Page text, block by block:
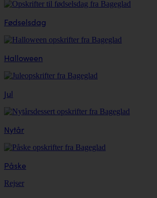
Fødselsdag
Halloween
Jul
Nytår
Påske
Rejser